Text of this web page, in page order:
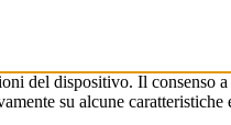
del dispositivo. Il consenso
su alcune caratteristiche